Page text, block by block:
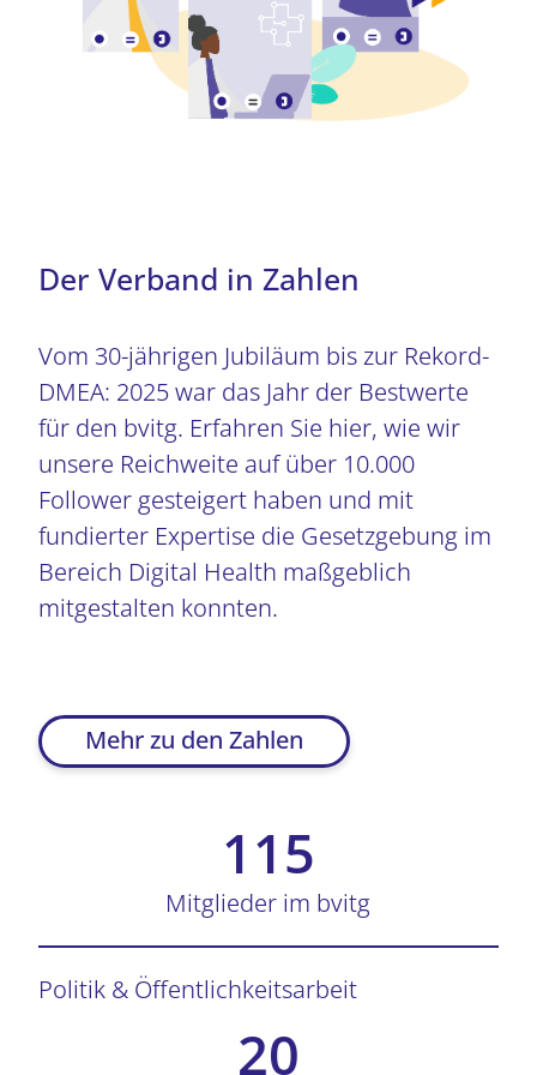
Sie hier mehr.
Mehr zu KI & Digital Health
stabileres und effizienteres
Gesundheitssystem stellt.
Mehr zu TI-Standardisierung und -
Mehr zu Erfolge und Ausblick
Der Verband in Zahlen
Vom 30-jährigen Jubiläum bis zur Rekord-
DMEA: 2025 war das Jahr der Bestwerte
für den bvitg. Erfahren Sie hier, wie wir
unsere Reichweite auf über 10.000
Follower gesteigert haben und mit
fundierter Expertise die Gesetzgebung im
Bereich Digital Health maßgeblich
mitgestalten konnten.
Mehr zu den Zahlen
115
Mitglieder im bvitg
Politik & Öffentlichkeitsarbeit
20